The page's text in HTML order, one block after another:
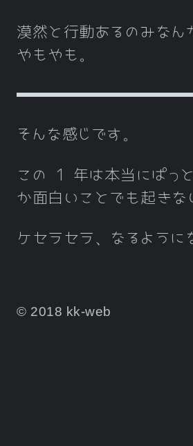
漠然と行動あるのみなん
やもやも。
そんな感じです。
この 1 年は本当にぱっ
か面白いことでも起きな
ケセラセラ、なるように
© 2018 kk-web